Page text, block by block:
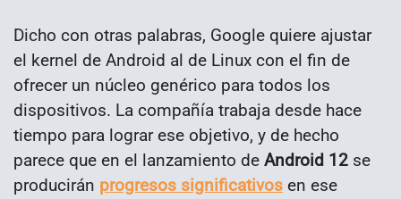
Dicho con otras palabras, Google quiere ajustar
el kernel de Android al de Linux con el fin de
ofrecer un núcleo genérico para todos los
dispositivos. La compañía trabaja desde hace
tiempo para lograr ese objetivo, y de hecho
parece que en el lanzamiento de Android 12 se
producirán progresos significativos en ese